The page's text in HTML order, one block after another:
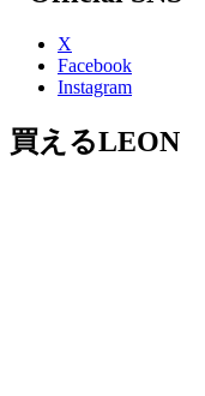
X
Facebook
Instagram
買えるLEON